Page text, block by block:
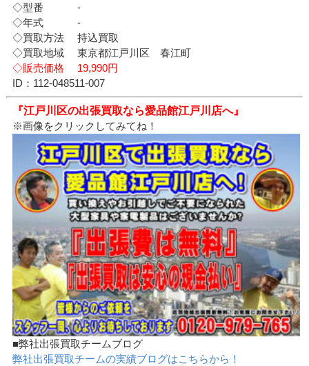
◇型番 -
◇年式 -
◇買取方法 持込買取
◇買取地域 東京都江戸川区 春江町
◇販売価格 19,990円
ID：112-048511-007
『江戸川区の出張買取なら愛品館江戸川店へ』
※画像をクリックしてみてね！
■弊社出張買取チームブログ
弊社出張買取チームの実績ブログはこちらから！